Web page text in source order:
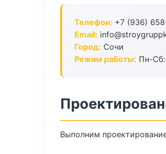
Телефон: +7 (936)
Email:
Город: Сочи
Режим работы: Пн-Сб:
Выполним